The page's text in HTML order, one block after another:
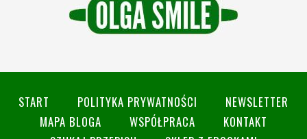
START POLITYKA PRYWATNOŚCI
NEWSLETTER
MAPA BLOGA
WSPÓŁPRACA
KONTAKT